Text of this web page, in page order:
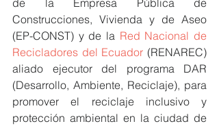
Construcciones, Vivienda y de Aseo
(EP-CONST) y de la Red Nacional de
Recicladores del Ecuador (RENAREC)
aliado ejecutor del programa DAR
(Desarrollo, Ambiente, Reciclaje), para
promover el reciclaje inclusivo y
protección ambiental en la ciudad de